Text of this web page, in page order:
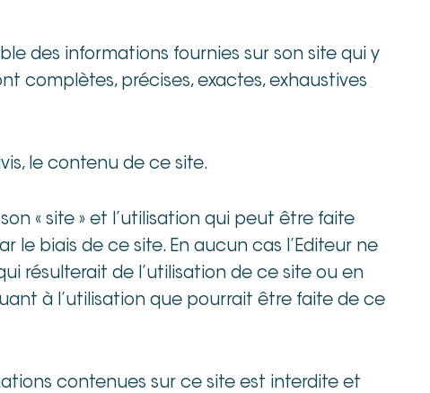
des informations fournies sur son site qui y
complètes, précises, exactes, exhaustives
le contenu de ce site.
« site » et l’utilisation qui peut être faite
biais de ce site. En aucun cas l’Editeur ne
résulterait de l’utilisation de ce site ou en
à l’utilisation que pourrait être faite de ce
contenues sur ce site est interdite et